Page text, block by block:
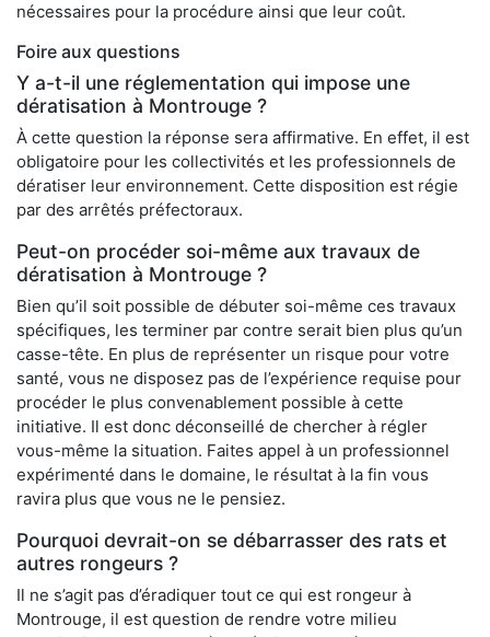
nécessaires pour la procédure ainsi que leur coût.
Foire aux questions
Y a-t-il une réglementation qui impose une
dératisation à Montrouge ?
À cette question la réponse sera affirmative. En effet, il est
obligatoire pour les collectivités et les professionnels de
dératiser leur environnement. Cette disposition est régie
par des arrêtés préfectoraux.
Peut-on procéder soi-même aux travaux de
dératisation à Montrouge ?
Bien qu’il soit possible de débuter soi-même ces travaux
spécifiques, les terminer par contre serait bien plus qu’un
casse-tête. En plus de représenter un risque pour votre
santé, vous ne disposez pas de l’expérience requise pour
procéder le plus convenablement possible à cette
initiative. Il est donc déconseillé de chercher à régler
vous-même la situation. Faites appel à un professionnel
expérimenté dans le domaine, le résultat à la fin vous
ravira plus que vous ne le pensiez.
Pourquoi devrait-on se débarrasser des rats et
autres rongeurs ?
Il ne s’agit pas d’éradiquer tout ce qui est rongeur à
Montrouge, il est question de rendre votre milieu